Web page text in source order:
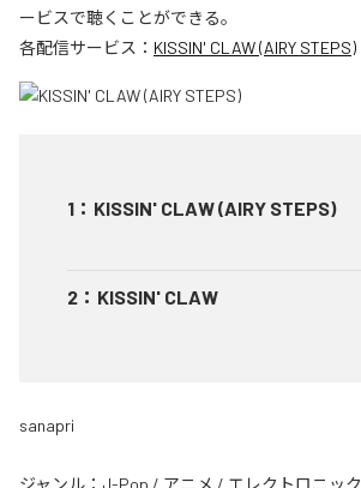
ービスで聴くことができる。
各配信サービス： KISSIN' CLAW (AIRY STEPS)
1 ： KISSIN' CLAW (AIRY STEPS)
2 ： KISSIN' CLAW
sanapri